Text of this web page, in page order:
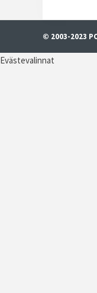
© 2003-2023
Evästevalinnat